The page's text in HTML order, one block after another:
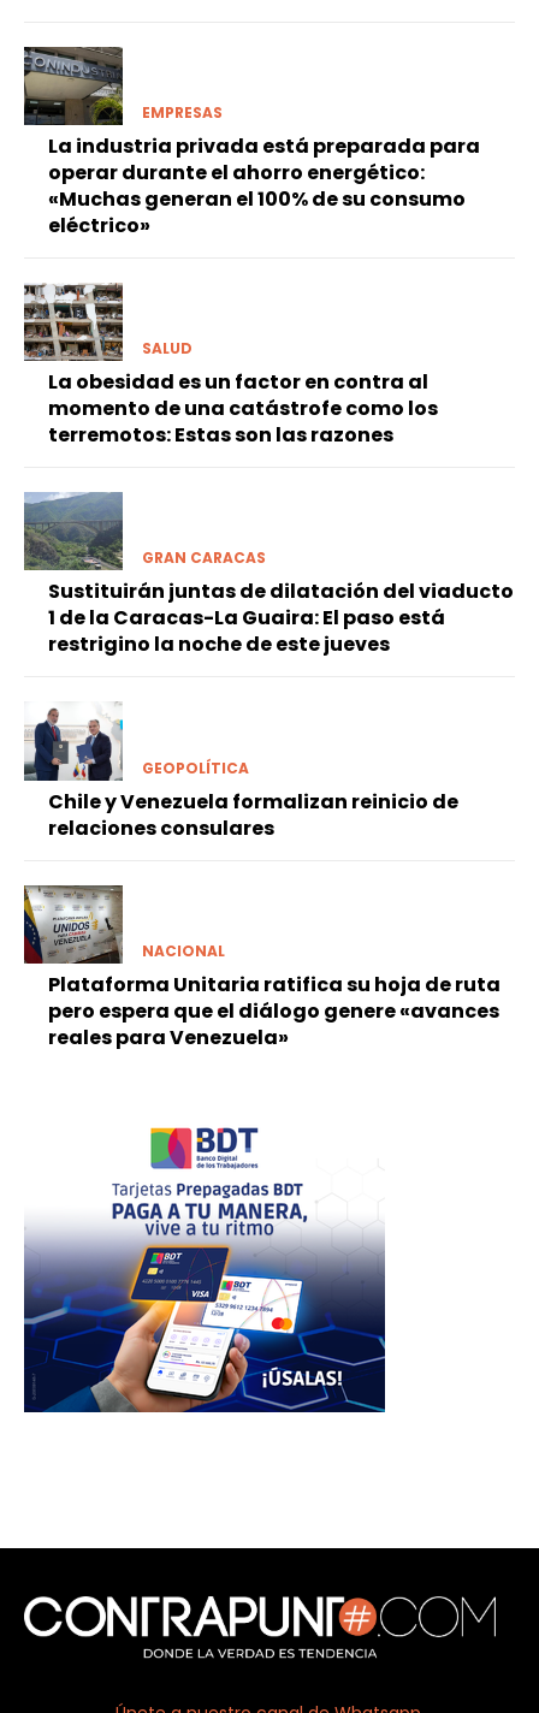
EMPRESAS
La industria privada está preparada para
operar durante el ahorro energético:
«Muchas generan el 100% de su consumo
eléctrico»
SALUD
La obesidad es un factor en contra al
momento de una catástrofe como los
terremotos: Estas son las razones
GRAN CARACAS
Sustituirán juntas de dilatación del viaducto
1 de la Caracas-La Guaira: El paso está
restrigino la noche de este jueves
GEOPOLÍTICA
Chile y Venezuela formalizan reinicio de
relaciones consulares
NACIONAL
Plataforma Unitaria ratifica su hoja de ruta
pero espera que el diálogo genere «avances
reales para Venezuela»